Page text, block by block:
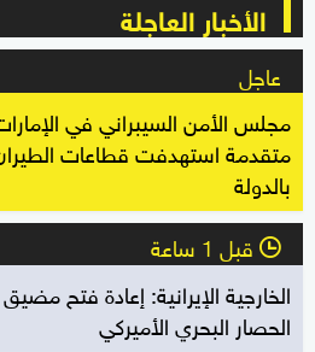
الأخبار العاجلة
عاجل
مجلس الأمن السيبراني في
متقدمة استهدفت قطاعات الطيران
بالدولة
l قبل 1 ساعة
الخارجية الإيرانية: إعادة فتح
الحصار البحري الأميركي